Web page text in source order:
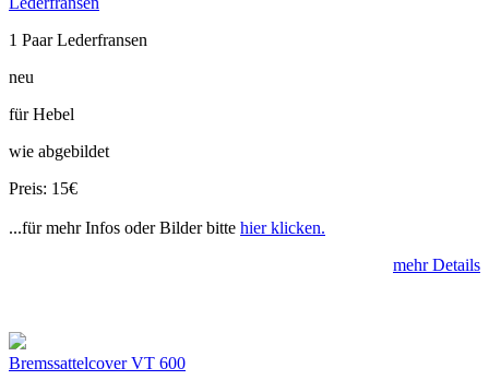
1 Paar Lederfransen
neu
für Hebel
wie abgebildet
Preis: 15€
...für mehr Infos oder Bilder bitte hier klicken.
mehr Details
Bremssattelcover VT 600